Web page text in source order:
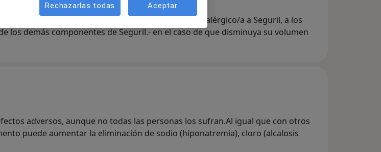
3 (ver “Como tomar Seguril”).en caso de ser alérgico/a a Seguril, a los
los demás componentes de Seguril.- en el caso de que disminuya su volumen
adversos, aunque no todas las personas los sufran.Al igual que con otros
puede aumentar la eliminación de sodio (hiponatremia), cloro (alcalosis
Rechazarlas todas Aceptar